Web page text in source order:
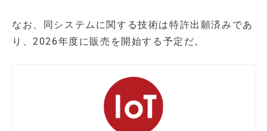
なお、同システムに関する技術は特許出願済みであ
り、2026年度に販売を開始する予定だ。